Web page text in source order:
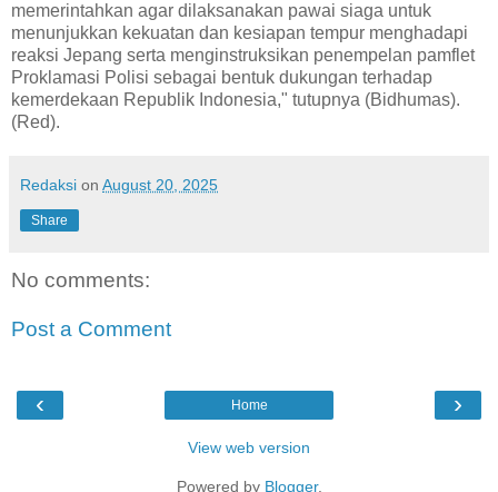
memerintahkan agar dilaksanakan pawai siaga untuk
menunjukkan kekuatan dan kesiapan tempur menghadapi
reaksi Jepang serta menginstruksikan penempelan pamflet
Proklamasi Polisi sebagai bentuk dukungan terhadap
kemerdekaan Republik Indonesia," tutupnya (Bidhumas).
(Red).
Redaksi on August 20, 2025
Share
No comments:
Post a Comment
‹ ›
Home
View web version
Powered by Blogger.